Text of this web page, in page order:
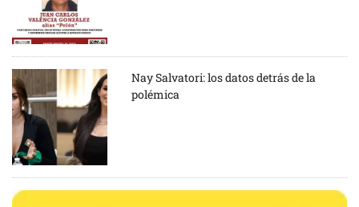
Nay Salvatori: los datos detrás de la
polémica